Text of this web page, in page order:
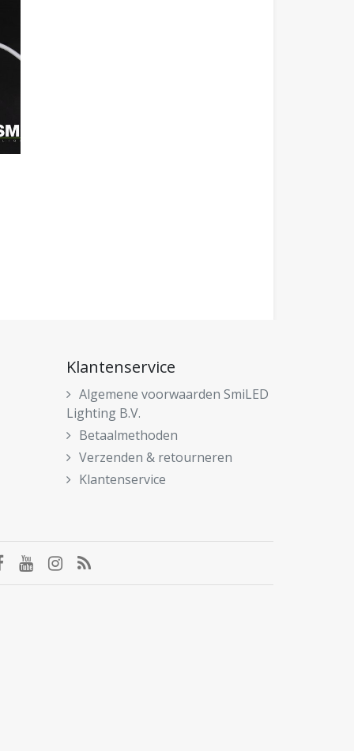
Klantenservice
Algemene voorwaarden SmiLED
Lighting B.V.
Betaalmethoden
Verzenden & retourneren
Klantenservice